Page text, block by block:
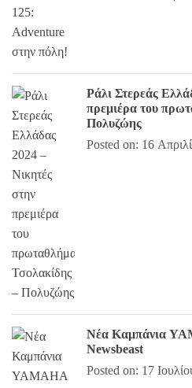
Ράλι Στερεάς
πρεμιέρα του
Πολυζώης
Posted on: 16
Nέα Καμπάνια
Newsbeast
Posted on: 17